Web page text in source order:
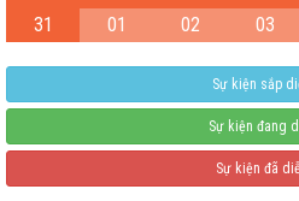
31
01 02 03
Sự kiện sắp
Sự kiện đang
Sự kiện đã